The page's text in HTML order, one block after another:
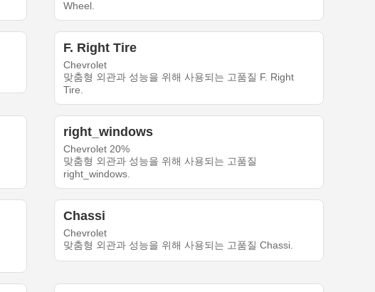
Wheel.
F. Right Tire
Chevrolet
맞춤형 외관과 성능을 위해 사용되는 고품질 F. Right
Tire.
right_windows
Chevrolet 20%
맞춤형 외관과 성능을 위해 사용되는 고품질
right_windows.
Chassi
Chevrolet
맞춤형 외관과 성능을 위해 사용되는 고품질 Chassi.